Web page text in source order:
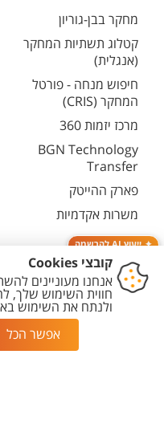
ייעוץ AI להרשמה
מחקר בבן-גוריון
קטלוג תשתיות המחקר
(אנגלית)
חיפוש מנחה - פורטל
המחקר (CRIS)
מרכז יזמות 360
BGN Technology
Transfer
פארק ההייטק
משרות אקדמיות
נגישות
מדיניות